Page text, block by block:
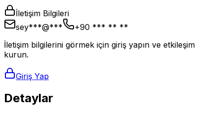
İletişim Bilgileri
sey***@***
+90 *** ** **
İletişim bilgilerini görmek için giriş yapın ve etkileşim
kurun.
Giriş Yap
Detaylar